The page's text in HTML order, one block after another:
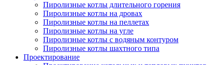
Пиролизные котлы длительного горения
Пиролизные котлы на дровах
Пиролизные котлы на пеллетах
Пиролизные котлы на угле
Пиролизные котлы с водяным контуром
Пиролизные котлы шахтного типа
Проектирование